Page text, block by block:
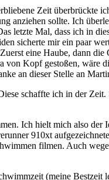
Zeit überbrückte
anziehen sollte. Ich
letzte Mal, dass ich in
sicherte mir ein paar
eine Haube, dann die
von Kopf gestoßen, wäre
an dieser Stelle an
schaffte ich in der
Ich hielt mich also
910xt
filmen. Auch
(meine